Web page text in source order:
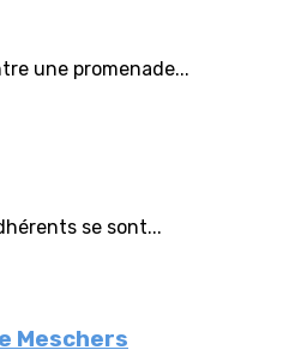
une promenade...
se sont...
Meschers